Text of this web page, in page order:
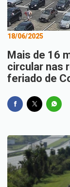
18/06/2025
Mais de 16
circular nas
feriado de